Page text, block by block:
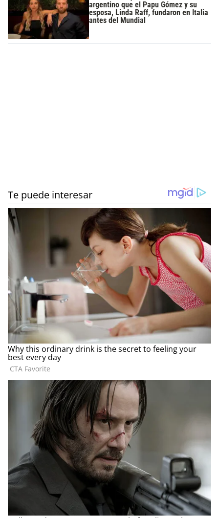
argentino que el Papu Gómez y su
esposa, Linda Raff, fundaron en Italia
antes del Mundial